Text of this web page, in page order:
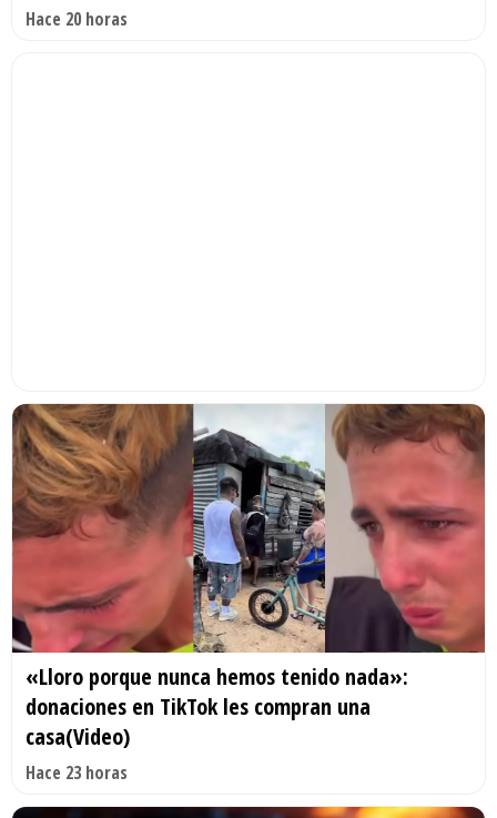
Hace 20 horas
«Lloro porque nunca hemos tenido nada»:
donaciones en TikTok les compran una
casa(Video)
Hace 23 horas